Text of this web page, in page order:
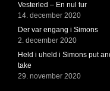
Vesterled – En nul tur
14. december 2020
Der var engang i Simons
2. december 2020
Held i uheld i Simons put
take
29. november 2020